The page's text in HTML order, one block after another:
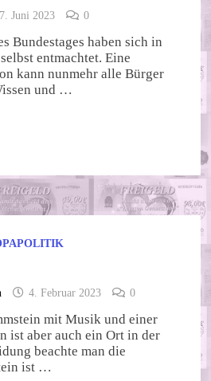
Juni 2023 0
Bundestages haben sich in
entmachtet. Eine
kann nunmehr alle Bürger
und …
4. Februar 2023 0
mit Musik und einer
ist aber auch ein Ort in der
beachte man die
ist …